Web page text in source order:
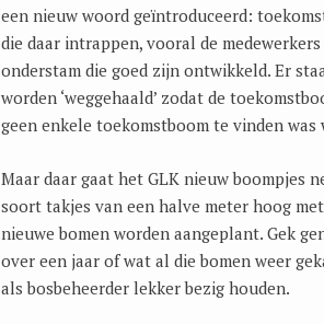
een nieuw woord geïntroduceerd:
die daar intrappen, vooral de
onderstam die goed zijn ontwikkeld. Er
worden ‘weggehaald’ zodat de
geen enkele toekomstboom te vinden
Maar daar gaat het GLK nieuw boompjes
soort takjes van een halve meter hoog
nieuwe bomen worden aangeplant. Gek
over een jaar of wat al die bomen weer
als bosbeheerder lekker bezig houden.